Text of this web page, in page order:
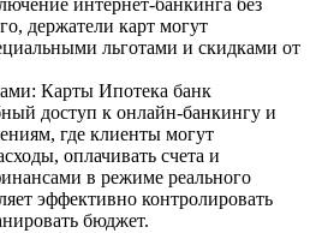
интернет-банкинга без
держатели карт могут
льготами и скидками от
Карты Ипотека банк
доступ к онлайн-банкингу и
где клиенты могут
оплачивать счета и
в режиме реального
эффективно контролировать
бюджет.